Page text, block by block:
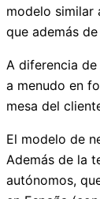
modelo similar
que además
A diferencia
a menudo en
mesa del
El modelo de
Además de la
autónomos,